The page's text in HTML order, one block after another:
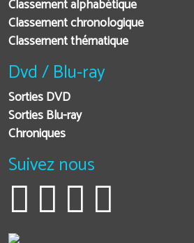
Classement alphabétique
Classement chronologique
Classement thématique
Dvd / Blu-ray
Sorties DVD
Sorties Blu-ray
Chroniques
Suivez nous